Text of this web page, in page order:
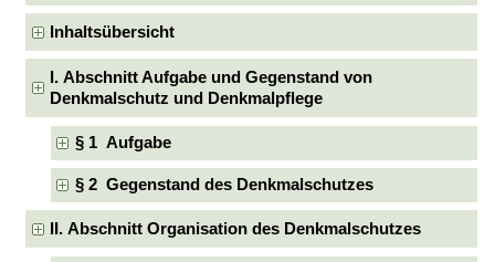
Inhaltsübersicht
I. Abschnitt Aufgabe und Gegenstand von
Denkmalschutz und Denkmalpflege
§ 1 Aufgabe
§ 2 Gegenstand des Denkmalschutzes
II. Abschnitt Organisation des Denkmalschutzes